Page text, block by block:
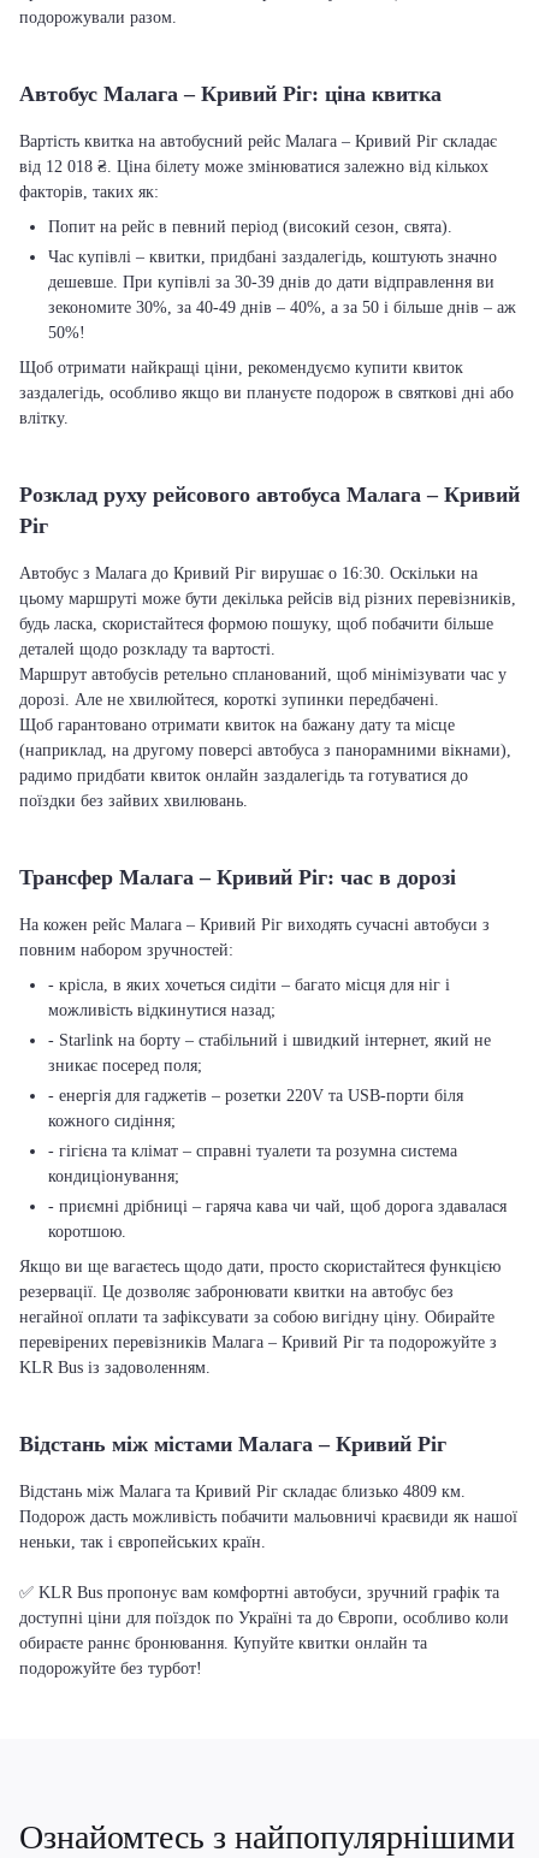
подорожували разом.
Автобус Малага – Кривий Ріг: ціна квитка
Вартість квитка на автобусний рейс Малага – Кривий Ріг складає
від 12 018 ₴. Ціна білету може змінюватися залежно від кількох
факторів, таких як:
Попит на рейс в певний період (високий сезон, свята).
Час купівлі – квитки, придбані заздалегідь, коштують значно
дешевше. При купівлі за 30-39 днів до дати відправлення ви
зекономите 30%, за 40-49 днів – 40%, а за 50 і більше днів – аж
50%!
Щоб отримати найкращі ціни, рекомендуємо купити квиток
заздалегідь, особливо якщо ви плануєте подорож в святкові дні або
влітку.
Розклад руху рейсового автобуса Малага – Кривий
Ріг
Автобус з Малага до Кривий Ріг вирушає о 16:30. Оскільки на
цьому маршруті може бути декілька рейсів від різних перевізників,
будь ласка, скористайтеся формою пошуку, щоб побачити більше
деталей щодо розкладу та вартості.
Маршрут автобусів ретельно спланований, щоб мінімізувати час у
дорозі. Але не хвилюйтеся, короткі зупинки передбачені.
Щоб гарантовано отримати квиток на бажану дату та місце
(наприклад, на другому поверсі автобуса з панорамними вікнами),
радимо придбати квиток онлайн заздалегідь та готуватися до
поїздки без зайвих хвилювань.
Трансфер Малага – Кривий Ріг: час в дорозі
На кожен рейс Малага – Кривий Ріг виходять сучасні автобуси з
повним набором зручностей:
- крісла, в яких хочеться сидіти – багато місця для ніг і
можливість відкинутися назад;
- Starlink на борту – стабільний і швидкий інтернет, який не
зникає посеред поля;
- енергія для гаджетів – розетки 220V та USB-порти біля
кожного сидіння;
- гігієна та клімат – справні туалети та розумна система
кондиціонування;
- приємні дрібниці – гаряча кава чи чай, щоб дорога здавалася
коротшою.
Якщо ви ще вагаєтесь щодо дати, просто скористайтеся функцією
резервації. Це дозволяє забронювати квитки на автобус без
негайної оплати та зафіксувати за собою вигідну ціну. Обирайте
перевірених перевізників Малага – Кривий Ріг та подорожуйте з
KLR Bus із задоволенням.
Відстань між містами Малага – Кривий Ріг
Відстань між Малага та Кривий Ріг складає близько 4809 км.
Подорож дасть можливість побачити мальовничі краєвиди як нашої
неньки, так і європейських країн.
✅ KLR Bus пропонує вам комфортні автобуси, зручний графік та
доступні ціни для поїздок по Україні та до Європи, особливо коли
обираєте раннє бронювання. Купуйте квитки онлайн та
подорожуйте без турбот!
Ознайомтесь з найпопулярнішими